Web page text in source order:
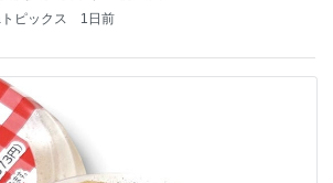
ピックス 1日前